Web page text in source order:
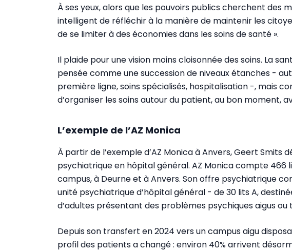
À ses yeux, alors que les pouvoirs publics cherchent des
intelligent de réfléchir à la manière de maintenir les
de se limiter à des économies dans les soins de santé ».
Il plaide pour une vision moins cloisonnée des soins. La
pensée comme une succession de niveaux étanches -
première ligne, soins spécialisés, hospitalisation -, mais
d’organiser les soins autour du patient, au bon moment,
L’exemple de l’AZ Monica
À partir de l’exemple d’AZ Monica à Anvers, Geert Smits
psychiatrique en hôpital général. AZ Monica compte 466
campus, à Deurne et à Anvers. Son offre psychiatrique
unité psychiatrique d’hôpital général - de 30 lits A,
d’adultes présentant des problèmes psychiques aigus
Depuis son transfert en 2024 vers un campus aigu
profil des patients a changé : environ 40% arrivent